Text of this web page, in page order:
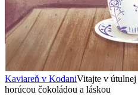
Kaviareň v KodaniVitajte v
horúcou čokoládou a láskou